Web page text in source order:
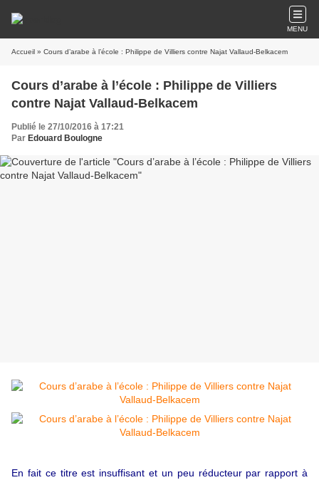
MENU
Accueil » Cours d’arabe à l’école : Philippe de Villiers contre Najat Vallaud-Belkacem
Cours d’arabe à l’école : Philippe de Villiers
contre Najat Vallaud-Belkacem
Publié le 27/10/2016 à 17:21
Par Edouard Boulogne
En fait ce titre est insuffisant et un peu réducteur par rapport à